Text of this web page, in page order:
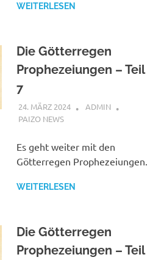
WEITERLESEN
Die Götterregen
Prophezeiungen – Teil
7
24. MÄRZ 2024
ADMIN
PAIZO NEWS
Es geht weiter mit den
Götterregen Prophezeiungen.
WEITERLESEN
Die Götterregen
Prophezeiungen – Teil